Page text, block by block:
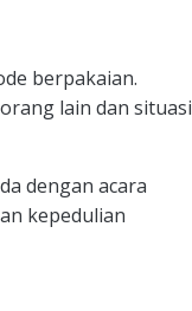
berpakaian.
lain dan situasi
dengan acara
kepedulian